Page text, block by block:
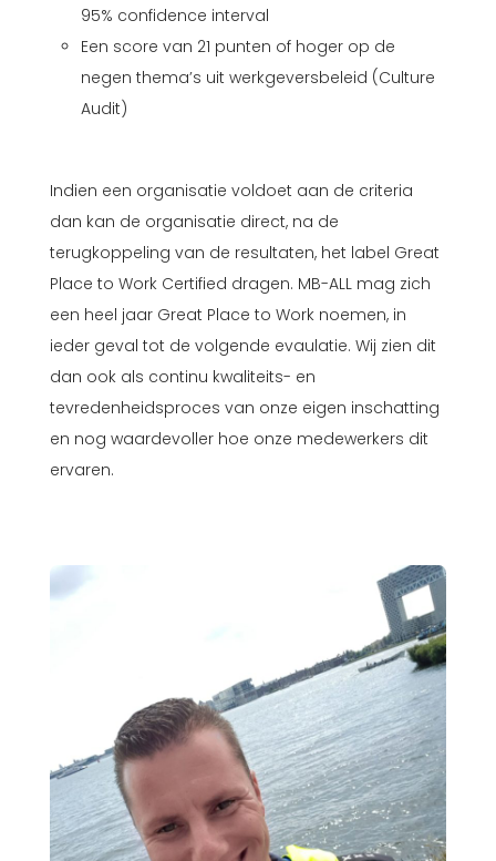
95% confidence interval
Een score van 21 punten of hoger op de
negen thema’s uit werkgeversbeleid (Culture
Audit)
Indien een organisatie voldoet aan de criteria
dan kan de organisatie direct, na de
terugkoppeling van de resultaten, het label Great
Place to Work Certified dragen. MB-ALL mag zich
een heel jaar Great Place to Work noemen, in
ieder geval tot de volgende evaulatie. Wij zien dit
dan ook als continu kwaliteits- en
tevredenheidsproces van onze eigen inschatting
en nog waardevoller hoe onze medewerkers dit
ervaren.